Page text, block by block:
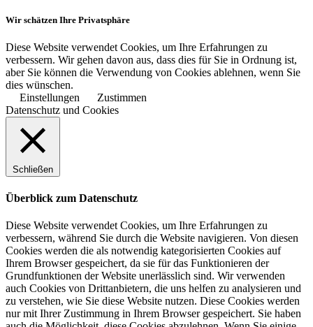
Wir schätzen Ihre Privatsphäre
Diese Website verwendet Cookies, um Ihre Erfahrungen zu
verbessern. Wir gehen davon aus, dass dies für Sie in Ordnung ist,
aber Sie können die Verwendung von Cookies ablehnen, wenn Sie
dies wünschen.
Einstellungen
Zustimmen
Datenschutz und Cookies
Schließen
Überblick zum Datenschutz
Diese Website verwendet Cookies, um Ihre Erfahrungen zu
verbessern, während Sie durch die Website navigieren. Von diesen
Cookies werden die als notwendig kategorisierten Cookies auf
Ihrem Browser gespeichert, da sie für das Funktionieren der
Grundfunktionen der Website unerlässlich sind. Wir verwenden
auch Cookies von Drittanbietern, die uns helfen zu analysieren und
zu verstehen, wie Sie diese Website nutzen. Diese Cookies werden
nur mit Ihrer Zustimmung in Ihrem Browser gespeichert. Sie haben